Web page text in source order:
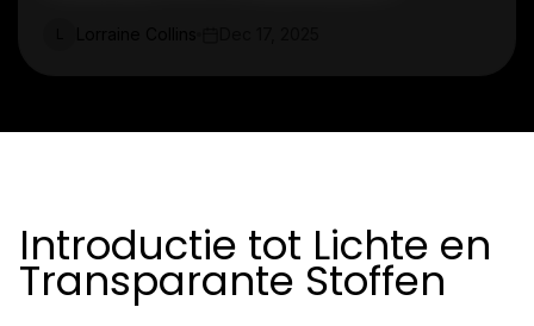
Introductie tot Lichte en
Transparante Stoffen